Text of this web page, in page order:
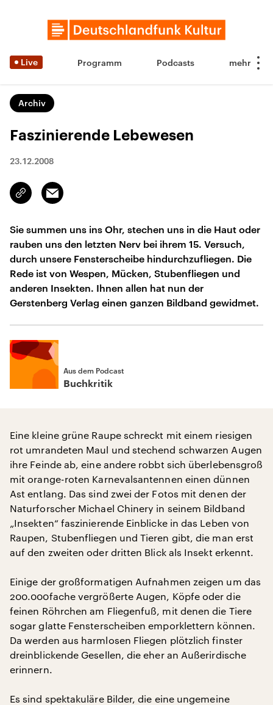
Live Programm Podcasts
Archiv
Faszinierende Lebewesen
23.12.2008
Link
kopieren/teilen
Email
Sie summen uns ins Ohr, stechen uns in die Haut oder
rauben uns den letzten Nerv bei ihrem 15. Versuch,
durch unsere Fensterscheibe hindurchzufliegen. Die
Rede ist von Wespen, Mücken, Stubenfliegen und
anderen Insekten. Ihnen allen hat nun der
Gerstenberg Verlag einen ganzen Bildband gewidmet.
Aus dem Podcast
Buchkritik
Eine kleine grüne Raupe schreckt mit einem riesigen
rot umrandeten Maul und stechend schwarzen Augen
ihre Feinde ab, eine andere robbt sich überlebensgroß
mit orange-roten Karnevalsantennen einen dünnen
Ast entlang. Das sind zwei der Fotos mit denen der
Naturforscher Michael Chinery in seinem Bildband
„Insekten“ faszinierende Einblicke in das Leben von
Raupen, Stubenfliegen und Tieren gibt, die man erst
auf den zweiten oder dritten Blick als Insekt erkennt.
Einige der großformatigen Aufnahmen zeigen um das
200.000fache vergrößerte Augen, Köpfe oder die
feinen Röhrchen am Fliegenfuß, mit denen die Tiere
sogar glatte Fensterscheiben emporklettern können.
Da werden aus harmlosen Fliegen plötzlich finster
dreinblickende Gesellen, die eher an Außerirdische
erinnern.
Es sind spektakuläre Bilder, die eine ungemeine